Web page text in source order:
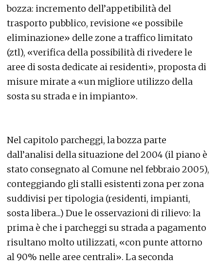
bozza: incremento dell’appetibilità del
trasporto pubblico, revisione «e possibile
eliminazione» delle zone a traffico limitato
(ztl), «verifica della possibilità di rivedere le
aree di sosta dedicate ai residenti», proposta di
misure mirate a «un migliore utilizzo della
sosta su strada e in impianto».
Nel capitolo parcheggi, la bozza parte
dall’analisi della situazione del 2004 (il piano è
stato consegnato al Comune nel febbraio 2005),
conteggiando gli stalli esistenti zona per zona
suddivisi per tipologia (residenti, impianti,
sosta libera...) Due le osservazioni di rilievo: la
prima è che i parcheggi su strada a pagamento
risultano molto utilizzati, «con punte attorno
al 90% nelle aree centrali». La seconda